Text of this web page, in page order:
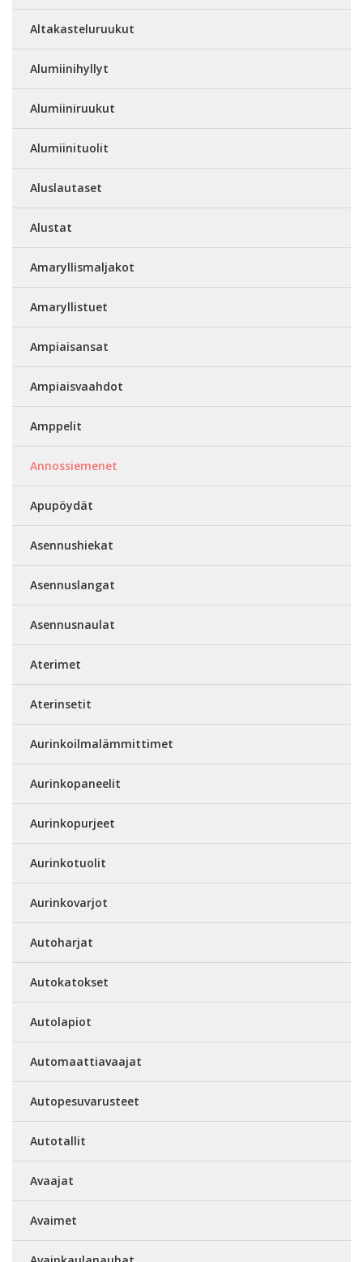
Altakasteluruukut
Alumiinihyllyt
Alumiiniruukut
Alumiinituolit
Aluslautaset
Alustat
Amaryllismaljakot
Amaryllistuet
Ampiaisansat
Ampiaisvaahdot
Amppelit
Annossiemenet
Apupöydät
Asennushiekat
Asennuslangat
Asennusnaulat
Aterimet
Aterinsetit
Aurinkoilmalämmittimet
Aurinkopaneelit
Aurinkopurjeet
Aurinkotuolit
Aurinkovarjot
Autoharjat
Autokatokset
Autolapiot
Automaattiavaajat
Autopesuvarusteet
Autotallit
Avaajat
Avaimet